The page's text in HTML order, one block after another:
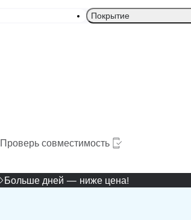
Покрытие
Проверь совместимость
Больше дней — ниже цена!